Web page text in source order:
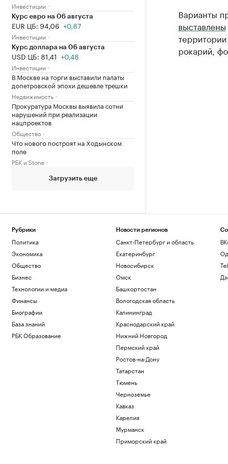
Инвестиции
Курс евро на 06 августа
EUR ЦБ: 94,06 +0,87
Инвестиции
Курс доллара на 06 августа
USD ЦБ: 81,41 +0,48
Инвестиции
В Москве на торги выставили палаты
допетровской эпохи дешевле трешки
Недвижимость
Прокуратура Москвы выявила сотни
нарушений при реализации
нацпроектов
Общество
Что нового построят на Ходынском
поле
РБК и Stone
Загрузить еще
Варианты
выставлены
рокарий,
Рубрики
Политика
Экономика
Общество
Бизнес
Технологии и медиа
Финансы
Биографии
База знаний
РБК Образование
Новости регионов
Санкт-Петербург и область
Екатеринбург
Новосибирск
Омск
Башкортостан
Вологодская область
Калининград
Краснодарский край
Нижний Новгород
Пермский край
Ростов-на-Дону
Татарстан
Тюмень
Черноземье
Кавказ
Карелия
Мурманск
Приморский край